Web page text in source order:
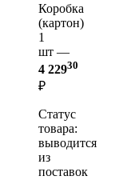
Коробка
(картон)
1
шт —
4 22930
₽
Статус
товара:
выводится
из
поставок